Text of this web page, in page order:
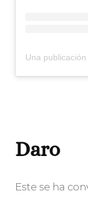
Daro
Este se ha